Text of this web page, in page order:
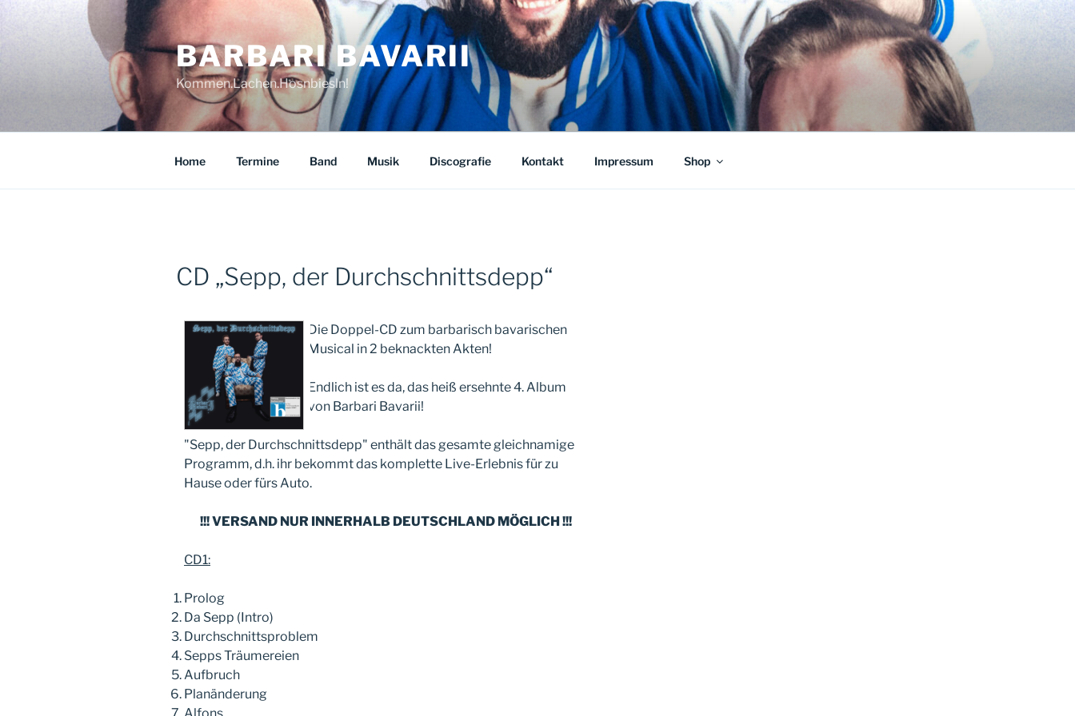
BARBARI BAVARII
Kommen.Lachen.Hosnbiesln!
Home Termine Band Musik Discografie Kontakt Impressum Shop
CD „Sepp, der Durchschnittsdepp“
Die Doppel-CD zum barbarisch bavarischen
Musical in 2 beknackten Akten!
Endlich ist es da, das heiß ersehnte 4. Album
von Barbari Bavarii!
"Sepp, der Durchschnittsdepp" enthält das gesamte gleichnamige
Programm, d.h. ihr bekommt das komplette Live-Erlebnis für zu
Hause oder fürs Auto.
!!! VERSAND NUR INNERHALB DEUTSCHLAND MÖGLICH !!!
CD1:
Prolog
Da Sepp (Intro)
Durchschnittsproblem
Sepps Träumereien
Aufbruch
Planänderung
Alfons